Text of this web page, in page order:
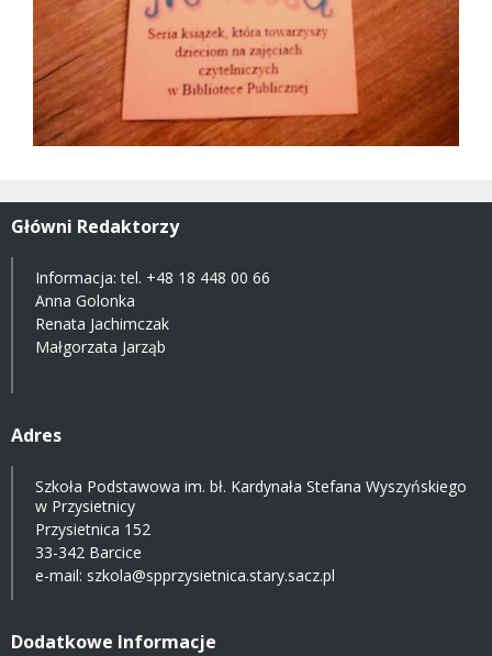
Główni Redaktorzy
Informacja: tel. +48 18 448 00 66
Anna Golonka
Renata Jachimczak
Małgorzata Jarząb
Adres
Szkoła Podstawowa im. bł. Kardynała Stefana Wyszyńskiego
w Przysietnicy
Przysietnica 152
33-342 Barcice
e-mail: szkola@spprzysietnica.stary.sacz.pl
Dodatkowe Informacje